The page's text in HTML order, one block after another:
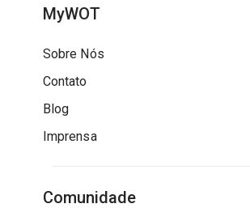
MyWOT
Sobre Nós
Contato
Blog
Imprensa
Comunidade